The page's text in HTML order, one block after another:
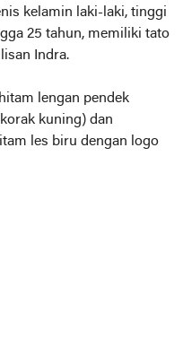
kelamin laki-laki, tinggi
25 tahun, memiliki tato
Indra.
lengan pendek
kuning) dan
les biru dengan logo